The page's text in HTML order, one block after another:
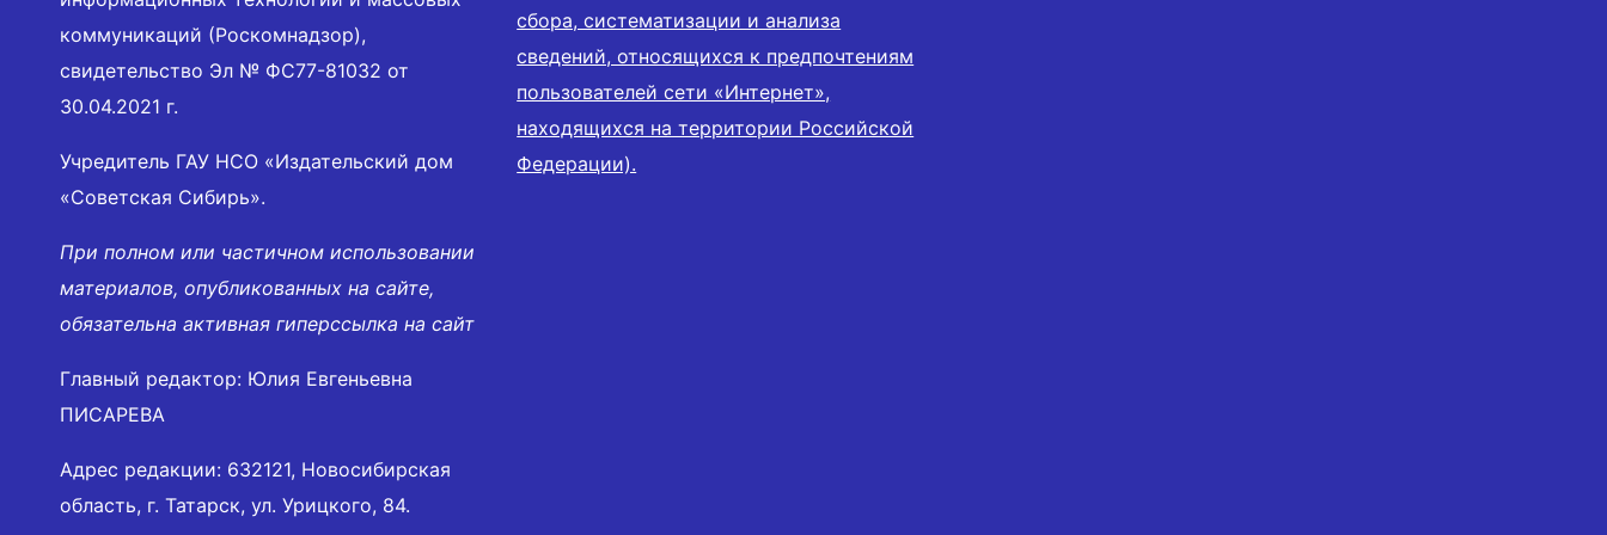
коммуникаций (Роскомнадзор),
свидетельство Эл № ФС77-81032 от
30.04.2021 г.
Учредитель ГАУ НСО «Издательский дом
«Советская Сибирь».
При полном или частичном использовании
материалов, опубликованных на сайте,
обязательна активная гиперссылка на сайт
Главный редактор: Юлия Евгеньевна
ПИСАРЕВА
Адрес редакции: 632121, Новосибирская
область, г. Татарск, ул. Урицкого, 84.
сбора, систематизации и анализа
сведений, относящихся к предпочтениям
пользователей сети «Интернет»,
находящихся на территории Российской
Федерации).